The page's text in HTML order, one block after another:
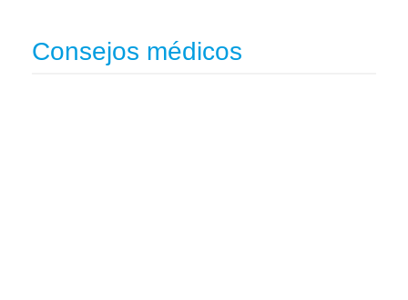
Consejos médicos